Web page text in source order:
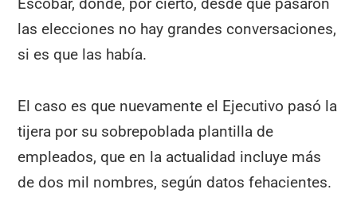
las elecciones no hay grandes conversaciones,
si es que las había.
El caso es que nuevamente el Ejecutivo pasó la
tijera por su sobrepoblada plantilla de
empleados, que en la actualidad incluye más
de dos mil nombres, según datos fehacientes.